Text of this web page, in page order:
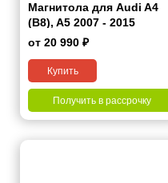
Магнитола для Audi A4
(B8), A5 2007 - 2015
от 20 990 ₽
Купить
Получить в рассрочку